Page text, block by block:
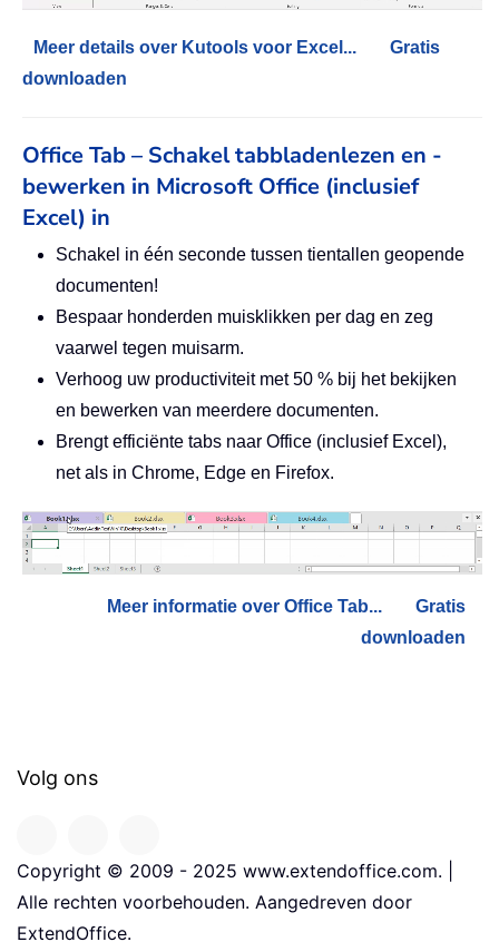
Meer details over Kutools voor Excel...
Gratis
downloaden
Office Tab – Schakel tabbladenlezen en -
bewerken in Microsoft Office (inclusief
Excel) in
Schakel in één seconde tussen tientallen geopende
documenten!
Bespaar honderden muisklikken per dag en zeg
vaarwel tegen muisarm.
Verhoog uw productiviteit met 50 % bij het bekijken
en bewerken van meerdere documenten.
Brengt efficiënte tabs naar Office (inclusief Excel),
net als in Chrome, Edge en Firefox.
Meer informatie over Office Tab...
Gratis
downloaden
Volg ons
Copyright © 2009 - 2025 www.extendoffice.com. |
Alle rechten voorbehouden. Aangedreven door
ExtendOffice.